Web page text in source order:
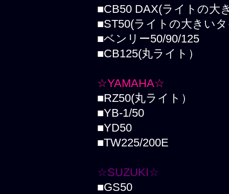
■CB50 DAX(ライトの大
■ST50(ライトの大きい
■ベンリー50/90/125
■CB125(丸ライト）
☆YAMAHA☆
■RZ50(丸ライト）
■YB-1/50
■YD50
■TW225/200E
☆SUZUKI☆
■GS50